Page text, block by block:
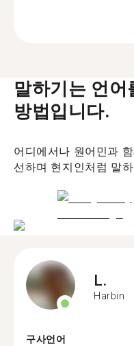
말하기는 언어
방법입니다.
어디에서나 원어민과
선하며 현지인처럼 말
L.
Harbin
구사언어